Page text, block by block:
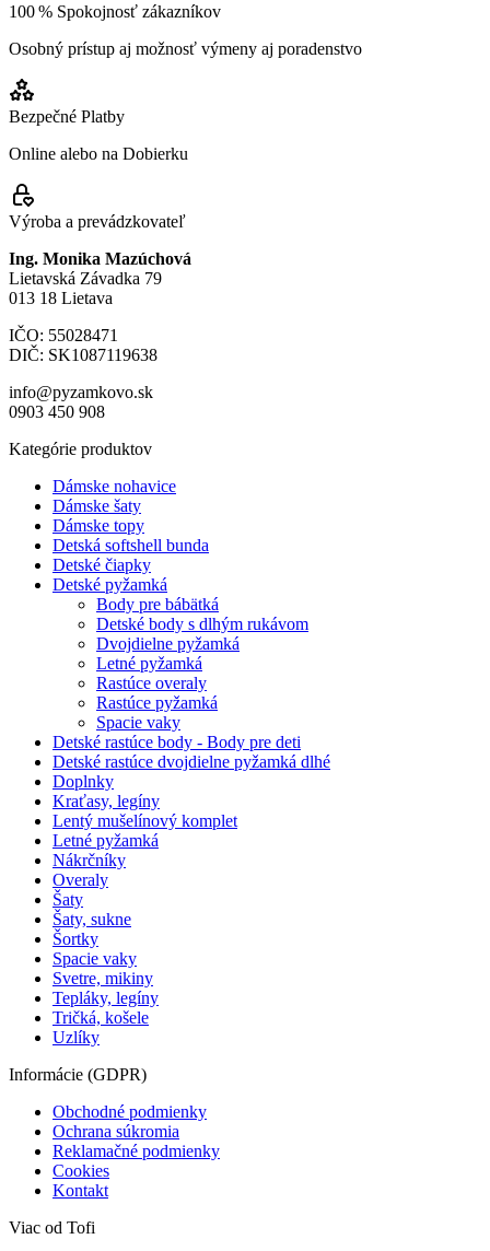
100 % Spokojnosť zákazníkov
Osobný prístup aj možnosť výmeny aj poradenstvo
Bezpečné Platby
Online alebo na Dobierku
Výroba a prevádzkovateľ
Ing. Monika Mazúchová
Lietavská Závadka 79
013 18 Lietava
IČO: 55028471
DIČ: SK1087119638
info@pyzamkovo.sk
0903 450 908
Kategórie produktov
Dámske nohavice
Dámske šaty
Dámske topy
Detská softshell bunda
Detské čiapky
Detské pyžamká
Body pre bábätká
Detské body s dlhým rukávom
Dvojdielne pyžamká
Letné pyžamká
Rastúce overaly
Rastúce pyžamká
Spacie vaky
Detské rastúce body - Body pre deti
Detské rastúce dvojdielne pyžamká dlhé
Doplnky
Kraťasy, legíny
Lentý mušelínový komplet
Letné pyžamká
Nákrčníky
Overaly
Šaty
Šaty, sukne
Šortky
Spacie vaky
Svetre, mikiny
Tepláky, legíny
Tričká, košele
Uzlíky
Informácie (GDPR)
Obchodné podmienky
Ochrana súkromia
Reklamačné podmienky
Cookies
Kontakt
Viac od Tofi